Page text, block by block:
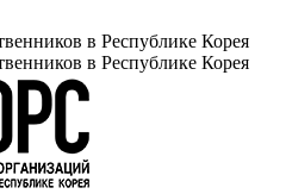
в Республике Корея
в Республике Корея